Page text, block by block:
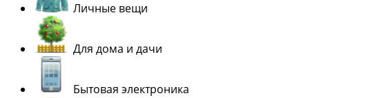
Личные вещи
Для дома и дачи
Бытовая электроника